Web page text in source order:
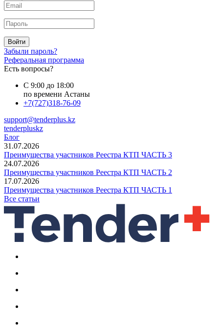
Войти
Забыли пароль?
Реферальная программа
Есть вопросы?
С 9:00 до 18:00
по времени Астаны
+7(727)318-76-09
support@tenderplus.kz
tenderpluskz
Блог
31.07.2026
Преимущества участников Реестра КТП ЧАСТЬ 3
24.07.2026
Преимущества участников Реестра КТП ЧАСТЬ 2
17.07.2026
Преимущества участников Реестра КТП ЧАСТЬ 1
Все статьи